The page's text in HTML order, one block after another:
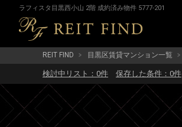
ラフィスタ目黒西小山 2階 成約済み物件 5777-201
REIT FIND 目黒区賃貸マンション一覧
検討中リスト： 0件 保存した条件： 0件